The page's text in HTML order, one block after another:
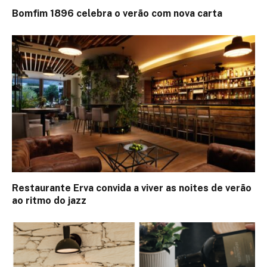
Bomfim 1896 celebra o verão com nova carta
Restaurante Erva convida a viver as noites de verão
ao ritmo do jazz